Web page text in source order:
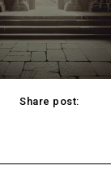
Share post: